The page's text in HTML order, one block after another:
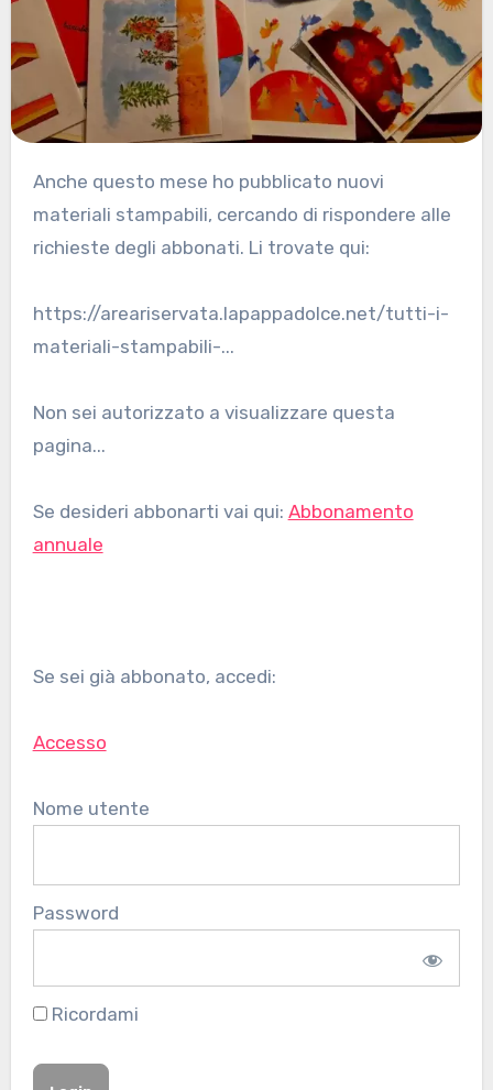
Anche questo mese ho pubblicato nuovi
materiali stampabili, cercando di rispondere alle
richieste degli abbonati. Li trovate qui:
https://areariservata.lapappadolce.net/tutti-i-
materiali-stampabili-...
Non sei autorizzato a visualizzare questa
pagina...
Se desideri abbonarti vai qui: Abbonamento
annuale
Se sei già abbonato, accedi:
Accesso
Nome utente
Password
Ricordami